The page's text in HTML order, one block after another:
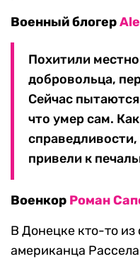
Военный блогер
Похитили
добровольца,
Сейчас
что умер сам.
привели к
Военкор Роман
В Донецке кто-то из
американца